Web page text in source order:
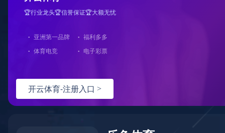
问鼎（中国）
问鼎官方app下载站
类别 全部 企业新闻